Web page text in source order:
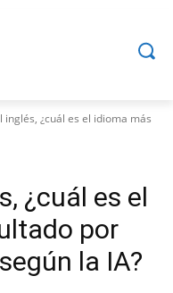
inglés, ¿cuál es el idioma más
¿cuál es el
por
la IA?